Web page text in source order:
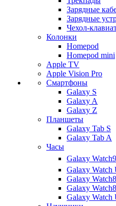
Зарядные
Зарядные
Чехол-
Колонки
Homepod
Homepod mini
Apple TV
Apple Vision Pro
Смартфоны
Galaxy S
Galaxy A
Galaxy Z
Планшеты
Galaxy Tab S
Galaxy Tab A
Часы
Galaxy Watch9
Galaxy Watch
Galaxy Watch8
Galaxy
Galaxy Watch